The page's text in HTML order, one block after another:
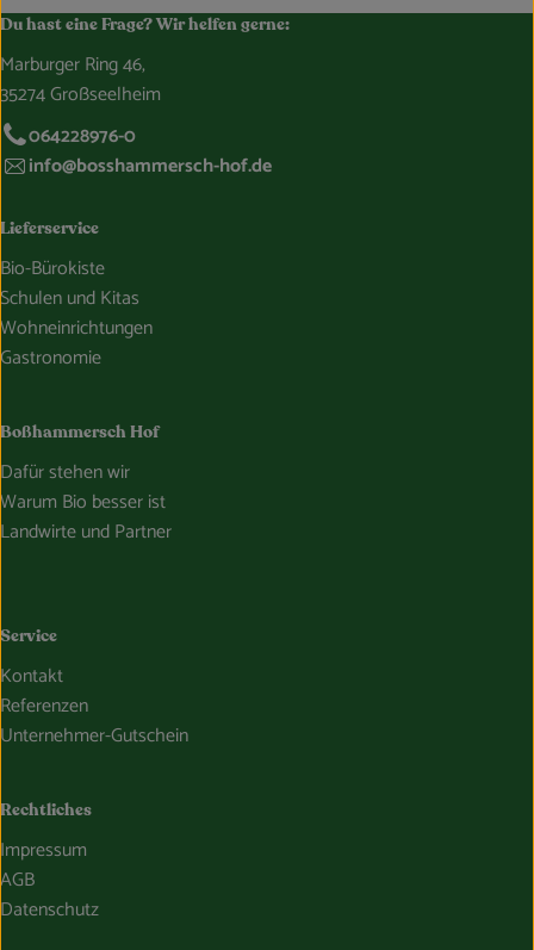
Du hast eine Frage? Wir helfen gerne:
Marburger Ring 46,
35274 Großseelheim
064228976-0
info@bosshammersch-hof.de
Lieferservice
Bio-Bürokiste
Schulen und Kitas
Wohneinrichtungen
Gastronomie
Boßhammersch Hof
Dafür stehen wir
Warum Bio besser ist
Landwirte und Partner
Service
Kontakt
Referenzen
Unternehmer-Gutschein
Rechtliches
Impressum
AGB
Datenschutz